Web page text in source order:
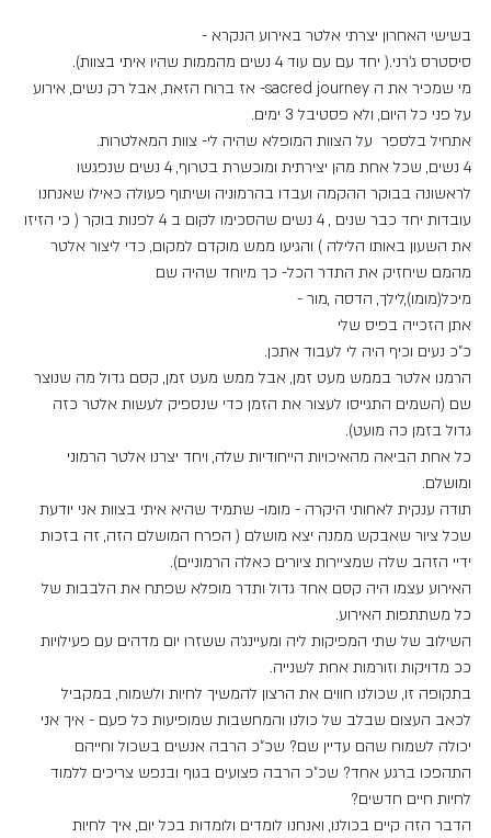
בשישי האחרון יצרתי אלטר באירוע הנקרא -
סיסטרס ג'רני.( יחד עם עם עוד 4 נשים מהממות שהיו איתי בצוות).
מי שמכיר את ה sacred journey- אז ברוח הזאת, אבל רק נשים, אירוע
על פני כל היום, ולא פסטיבל 3 ימים.
אתחיל בלספר  על הצוות המופלא שהיה לי- צוות המאלטרות.
4 נשים, שכל אחת מהן יצירתית ומוכשרת בטרוף, 4 נשים שנפגשו
לראשונה בבוקר ההקמה ועבדו בהרמוניה ושיתוף פעולה כאילו שאנחנו
עובדות יחד כבר שנים , 4 נשים שהסכימו לקום ב 4 לפנות בוקר ( כי הזיזו
את השעון באותו הלילה ) והגיעו ממש מוקדם למקום, כדי ליצור אלטר
מהמם שיחזיק את התדר הכל- כך מיוחד שהיה שם
מיכל(מומו),לילך, הדסה ,מור -
אתן הזכייה בפיס שלי
כ"כ נעים וכיף היה לי לעבוד אתכן.
הרמנו אלטר בממש מעט זמן, אבל ממש מעט זמן, קסם גדול מה שנוצר
שם (השמים התגייסו לעצור את הזמן כדי שנספיק לעשות אלטר כזה
גדול בזמן כה מועט).
כל אחת הביאה מהאיכויות הייחודיות שלה, ויחד יצרנו אלטר הרמוני
ומושלם.
תודה ענקית לאחותי היקרה - מומו- שתמיד שהיא איתי בצוות אני יודעת
שכל ציור שאבקש ממנה יצא מושלם ( הפרח המושלם הזה, זה בזכות
ידיי הזהב שלה שמציירות ציורים כאלה הרמוניים).
האירוע עצמו היה קסם אחד גדול ותדר מופלא שפתח את הלבבות של
כל משתתפות האירוע.
השילוב של שתי המפיקות ליה ומעיינג׳ה ששזרו יום מדהים עם פעילויות
ככ מדויקות וזורמות אחת לשנייה.
בתקופה זו, שכולנו חווים את הרצון להמשיך לחיות ולשמוח, במקביל
לכאב העצום שבלב של כולנו והמחשבות שמופיעות כל פעם - איך אני
יכולה לשמוח שהם עדיין שם? שכ"כ הרבה אנשים בשכול וחייהם
התהפכו ברגע אחד? שכ"כ הרבה פצועים בגוף ובנפש צריכים ללמוד
לחיות חיים חדשים?
הדבר הזה קיים בכולנו, ואנחנו לומדים ולומדות בכל יום, איך לחיות